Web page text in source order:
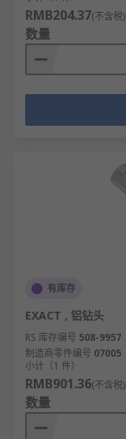
RMB204.37(不含税)
数量
有库存
EXACT , 铝钻头
RS 库存编号 508-9957
制造商零件编号 07005
小计（1 件）
RMB901.36(不含税)
数量